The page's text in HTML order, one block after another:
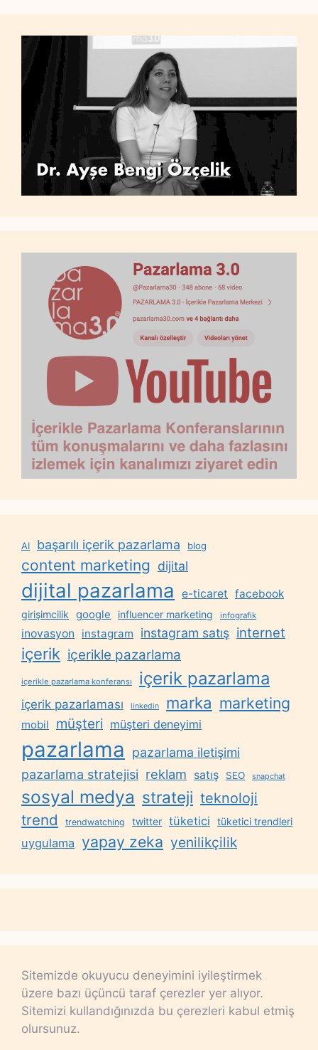
AI başarılı içerik pazarlama blog
content marketing dijital
dijital pazarlama e-ticaret facebook
girişimcilik google influencer marketing infografik
inovasyon instagram instagram satış internet
içerik içerikle pazarlama
içerikle pazarlama konferansı içerik pazarlama
içerik pazarlaması linkedin marka marketing
mobil müşteri müşteri deneyimi
pazarlama
pazarlama iletişimi
pazarlama stratejisi reklam satış SEO snapchat
sosyal medya strateji teknoloji
trend trendwatching twitter tüketici tüketici trendleri
uygulama yapay zeka yenilikçilik
Sitemizde okuyucu deneyimini iyileştirmek
üzere bazı üçüncü taraf çerezler yer alıyor.
Sitemizi kullandığınızda bu çerezleri kabul etmiş
olursunuz.